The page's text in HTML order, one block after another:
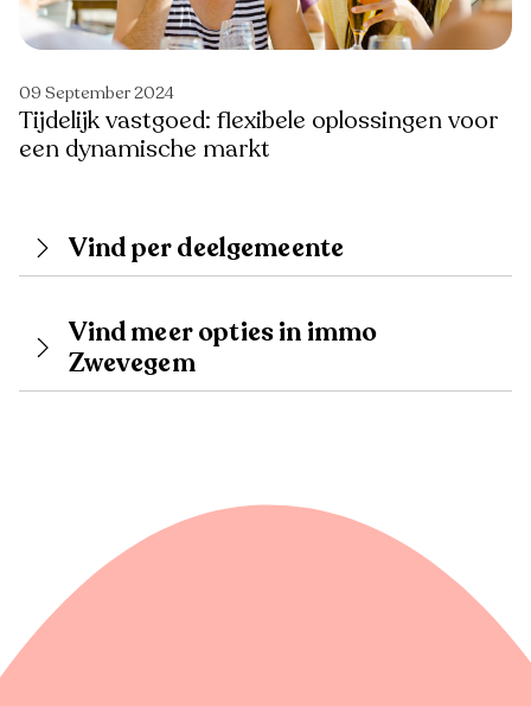
09 September 2024
Tijdelijk vastgoed: flexibele oplossingen voor
een dynamische markt
Vind per deelgemeente
Vind meer opties in immo
Zwevegem